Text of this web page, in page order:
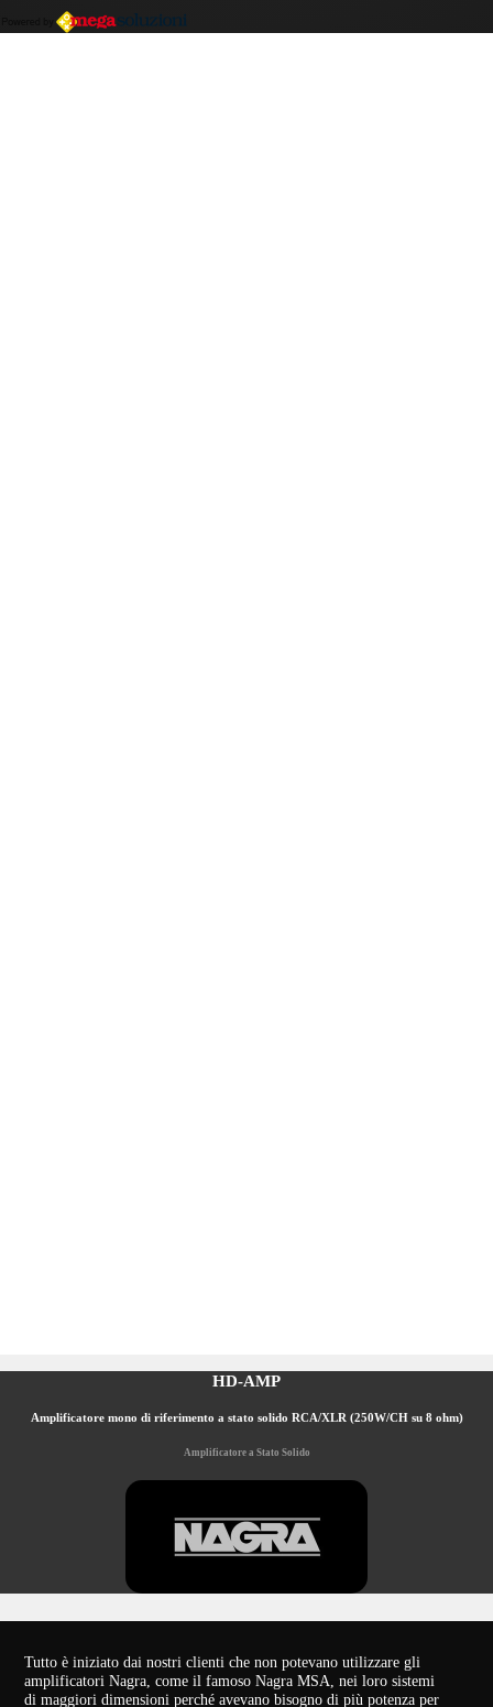
HD-AMP
Amplificatore mono di riferimento a stato solido RCA/XLR (250W/CH su 8 ohm)
Amplificatore a Stato Solido
Tutto è iniziato dai nostri clienti che non potevano utilizzare gli
amplificatori Nagra, come il famoso Nagra MSA, nei loro sistemi
di maggiori dimensioni perché avevano bisogno di più potenza per